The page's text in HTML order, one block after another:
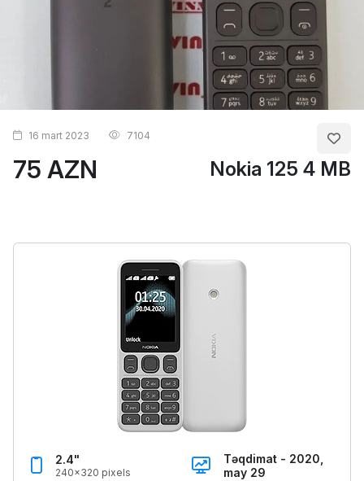
75 AZN Nokia 125 4 MB
16 mart 2023 7104
2.4"
240x320 pixels
Təqdimat - 2020,
may 29